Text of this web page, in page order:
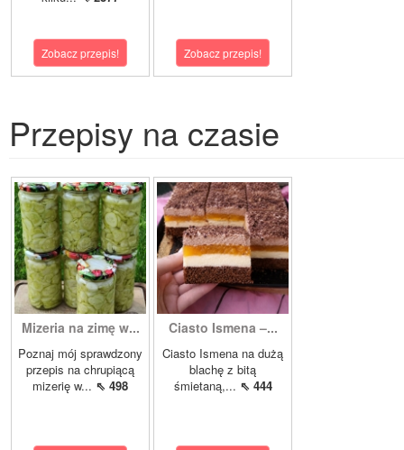
Zobacz przepis! Zobacz przepis!
Przepisy na czasie
Mizeria na zimę w...
Poznaj mój sprawdzony
przepis na chrupiącą
mizerię w... ⇖ 498
Ciasto Ismena –...
Ciasto Ismena na dużą
blachę z bitą
śmietaną,... ⇖ 444